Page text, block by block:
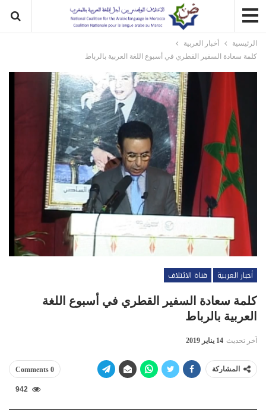
الرئيسية
أخبار العربية
كلمة سعادة السفير القطري في أسبوع اللغة العربية بالرباط
أخبار العربية
قناة الائتلاف
كلمة سعادة السفير القطري في أسبوع اللغة
العربية بالرباط
آخر تحديث 14 يناير 2019
المشاركة 0 Comments
942